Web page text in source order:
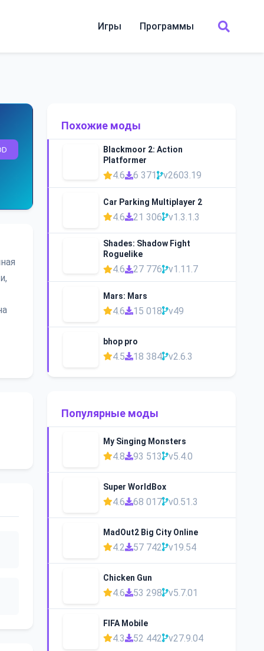
Игры Программы
Похожие моды
Blackmoor 2: Action
Platformer
4.6 6 371 v2603.19
Car Parking Multiplayer 2
4.6 21 306 v1.3.1.3
Shades: Shadow Fight
Roguelike
4.6 27 776 v1.11.7
Mars: Mars
4.6 15 018 v49
bhop pro
4.5 18 384 v2.6.3
Популярные моды
My Singing Monsters
4.8 93 513 v5.4.0
Super WorldBox
4.6 68 017 v0.51.3
MadOut2 Big City Online
4.2 57 742 v19.54
Chicken Gun
4.6 53 298 v5.7.01
FIFA Mobile
4.3 52 442 v27.9.04